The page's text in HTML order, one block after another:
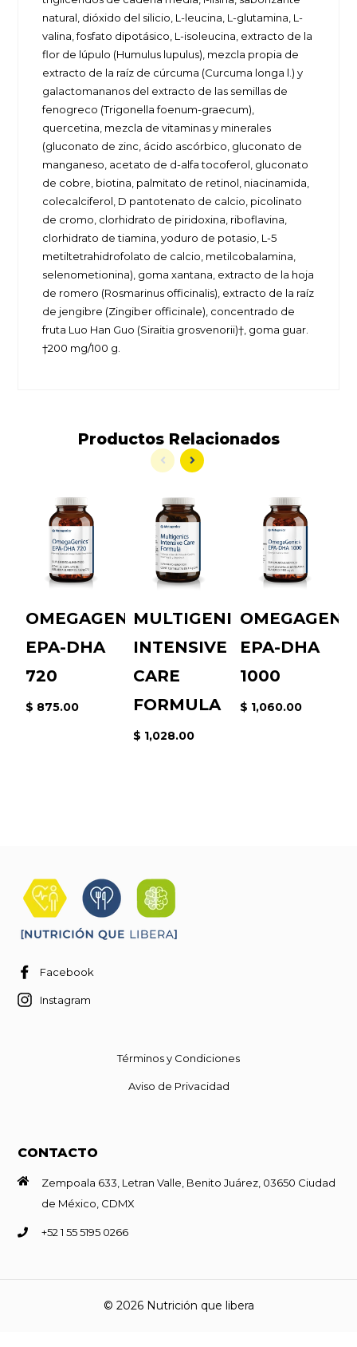
natural, dióxido del silicio, L-leucina, L-glutamina, L-
valina, fosfato dipotásico, L-isoleucina, extracto de la
flor de lúpulo (Humulus lupulus), mezcla propia de
extracto de la raíz de cúrcuma (Curcuma longa l.) y
galactomananos del extracto de las semillas de
fenogreco (Trigonella foenum-graecum),
quercetina, mezcla de vitaminas y minerales
(gluconato de zinc, ácido ascórbico, gluconato de
manganeso, acetato de d-alfa tocoferol, gluconato
de cobre, biotina, palmitato de retinol, niacinamida,
colecalciferol, D pantotenato de calcio, picolinato
de cromo, clorhidrato de piridoxina, riboflavina,
clorhidrato de tiamina, yoduro de potasio, L-5
metiltetrahidrofolato de calcio, metilcobalamina,
selenometionina), goma xantana, extracto de la hoja
de romero (Rosmarinus officinalis), extracto de la raíz
de jengibre (Zingiber officinale), concentrado de
fruta Luo Han Guo (Siraitia grosvenorii)†, goma guar.
†200 mg/100 g.
Productos Relacionados
OMEGAGENICS
EPA-DHA
720
$ 875.00
MULTIGENICS
INTENSIVE
CARE
FORMULA
$ 1,028.00
EPA-DHA
1000
$ 1,060.00
Facebook
Instagram
Términos y Condiciones
Aviso de Privacidad
CONTACTO
Zempoala 633, Letran Valle, Benito Juárez, 03650 Ciudad
de México, CDMX
+52 1 55 5195 0266
© 2026 Nutrición que libera